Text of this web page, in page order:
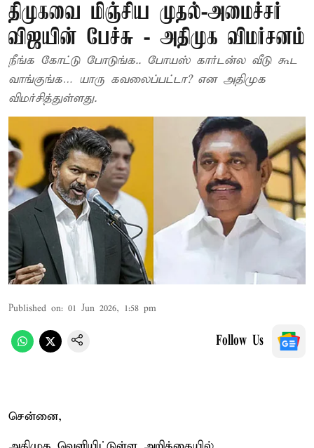
திமுகவை மிஞ்சிய முதல்-அமைச்சர்
விஜயின் பேச்சு - அதிமுக விமர்சனம்
நீங்க கோட்டு போடுங்க.. போயஸ் கார்டன்ல வீடு கூட
வாங்குங்க… யாரு கவலைப்பட்டா? என அதிமுக
விமர்சித்துள்ளது.
Published on: 01 Jun 2026, 1:58 pm
Follow Us
சென்னை,